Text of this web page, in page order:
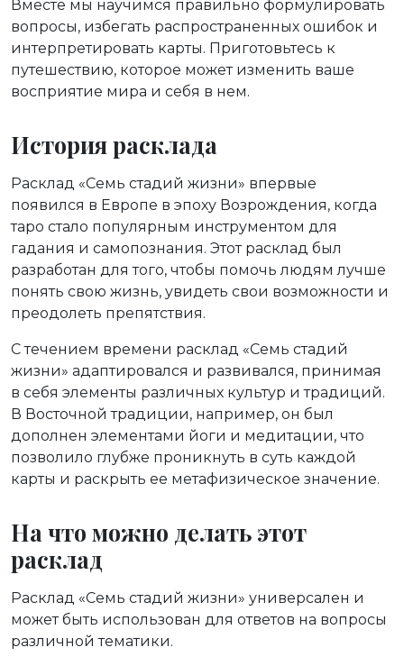
Вместе мы научимся правильно формулировать
вопросы, избегать распространенных ошибок и
интерпретировать карты. Приготовьтесь к
путешествию, которое может изменить ваше
восприятие мира и себя в нем.
История расклада
Расклад «Семь стадий жизни» впервые
появился в Европе в эпоху Возрождения, когда
таро стало популярным инструментом для
гадания и самопознания. Этот расклад был
разработан для того, чтобы помочь людям лучше
понять свою жизнь, увидеть свои возможности и
преодолеть препятствия.
С течением времени расклад «Семь стадий
жизни» адаптировался и развивался, принимая
в себя элементы различных культур и традиций.
В Восточной традиции, например, он был
дополнен элементами йоги и медитации, что
позволило глубже проникнуть в суть каждой
карты и раскрыть ее метафизическое значение.
На что можно делать этот
расклад
Расклад «Семь стадий жизни» универсален и
может быть использован для ответов на вопросы
различной тематики.